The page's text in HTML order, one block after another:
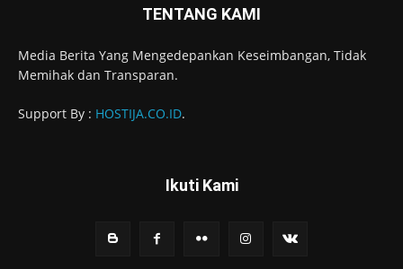
TENTANG KAMI
Media Berita Yang Mengedepankan Keseimbangan, Tidak
Memihak dan Transparan.
Support By : HOSTIJA.CO.ID.
Ikuti Kami